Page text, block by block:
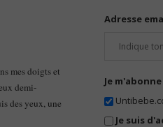
mes doigts et
demi-
des yeux, une
Adresse
Je
Je suis